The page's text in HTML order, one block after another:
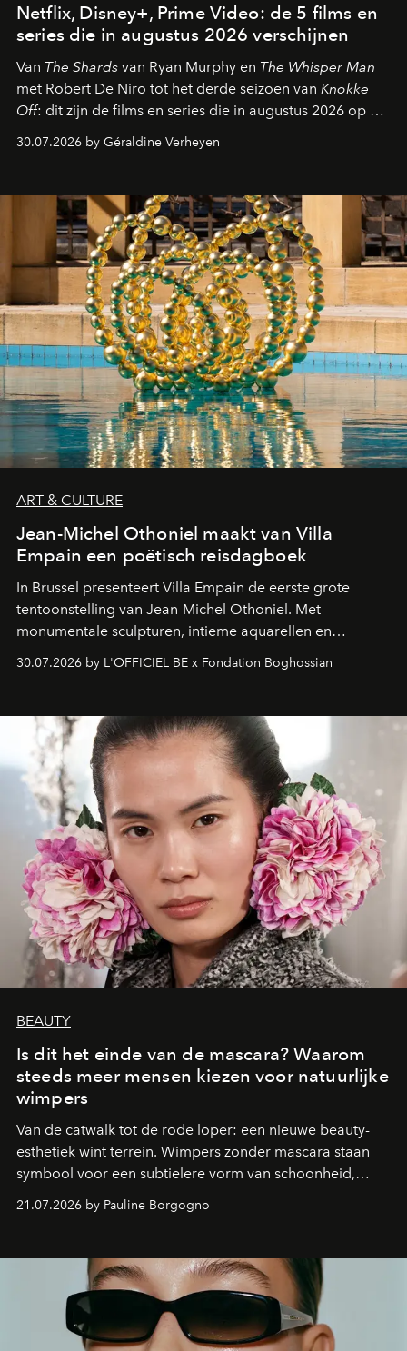
Netflix, Disney+, Prime Video: de 5 films en
series die in augustus 2026 verschijnen
Van The Shards van Ryan Murphy en The Whisper Man
met Robert De Niro tot het derde seizoen van Knokke
Off: dit zijn de films en series die in augustus 2026 op de
streamingplatformen verschijnen.
30.07.2026 by Géraldine Verheyen
ART & CULTURE
Jean-Michel Othoniel maakt van Villa
Empain een poëtisch reisdagboek
In Brussel presenteert Villa Empain de eerste grote
tentoonstelling van Jean-Michel Othoniel. Met
monumentale sculpturen, intieme aquarellen en
fonkelend Murano-glas creëert de Franse kunstenaar
een emotionele reis waarin elk werk de herinnering
moment van verwondering.
30.07.2026 by L'OFFICIEL BE x Fondation Boghossian
BEAUTY
Is dit het einde van de mascara? Waarom
steeds meer mensen kiezen voor natuurlijke
wimpers
Van de catwalk tot de rode loper: een nieuwe beauty-
esthetiek wint terrein. Wimpers zonder mascara staan
symbool voor een subtielere vorm van schoonheid,
waarin zelfvertrouwen belangrijker is dan een overvloed
aan make-up.
21.07.2026 by Pauline Borgogno